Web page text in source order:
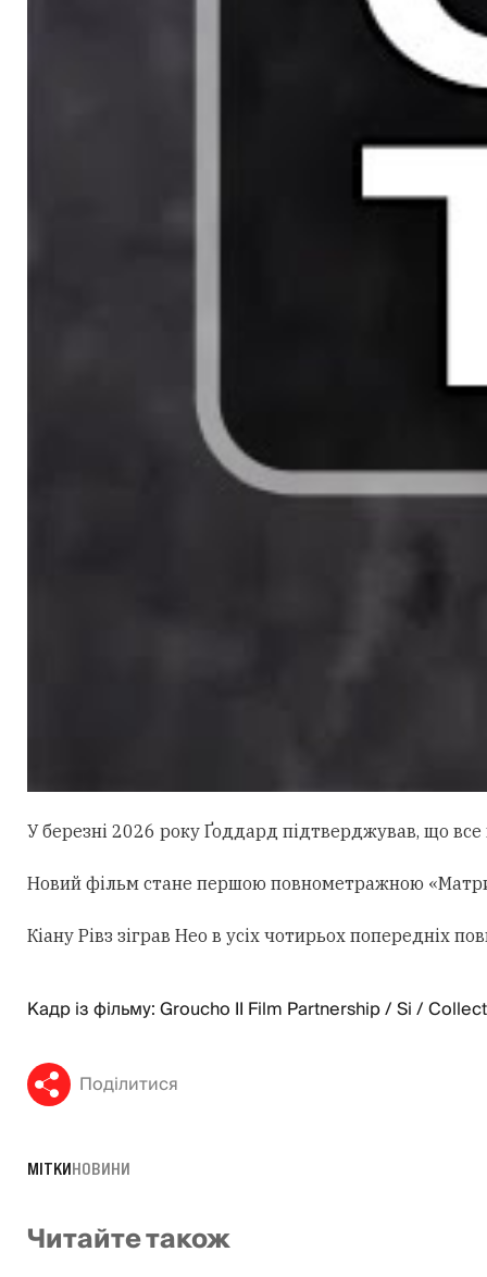
У березні 2026 року Ґоддард підтверджував, що все
Новий фільм стане першою повнометражною
Кіану Рівз зіграв Нео в усіх чотирьох попередніх
Кадр із фільму: Groucho II Film Partnership / Si /
Поділитися
МІТКИНОВИНИ
Читайте також